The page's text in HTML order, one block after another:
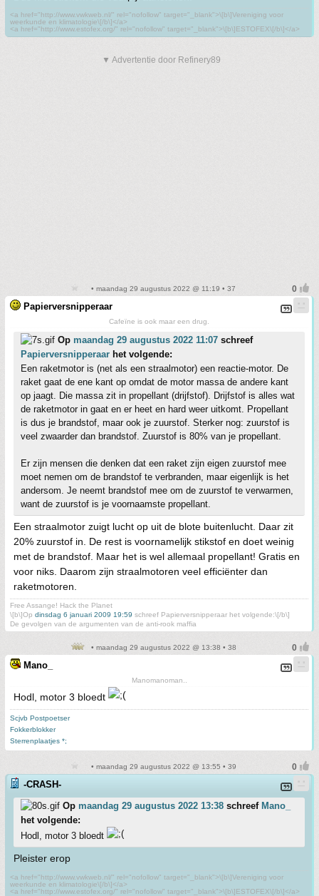
<a href="http://www.vwkweb.nl/" rel="nofollow" target="_blank">\[b\]Vereniging voor
weerkunde en klimatologie\[/b\]</a>
<a href="http://www.estofex.org/" rel="nofollow" target="_blank">\[b\]ESTOFEX\[/b\]</a>
▼ Advertentie door Refinery89
• maandag 29 augustus 2022 @ 11:19 • 37
Papierversnipperaar
Cafeïne is ook maar een drug.
Op maandag 29 augustus 2022 11:07 schreef
Papierversnipperaar het volgende:
Een raketmotor is (net als een straalmotor) een reactie-motor. De
raket gaat de ene kant op omdat de motor massa de andere kant
op jaagt. Die massa zit in propellant (drijfstof). Drijfstof is alles wat
de raketmotor in gaat en er heet en hard weer uitkomt. Propellant
is dus je brandstof, maar ook je zuurstof. Sterker nog: zuurstof is
veel zwaarder dan brandstof. Zuurstof is 80% van je propellant.
Er zijn mensen die denken dat een raket zijn eigen zuurstof mee
moet nemen om de brandstof te verbranden, maar eigenlijk is het
andersom. Je neemt brandstof mee om de zuurstof te verwarmen,
want de zuurstof is je voornaamste propellant.
Een straalmotor zuigt lucht op uit de blote buitenlucht. Daar zit
20% zuurstof in. De rest is voornamelijk stikstof en doet weinig
met de brandstof. Maar het is wel allemaal propellant! Gratis en
voor niks. Daarom zijn straalmotoren veel efficiënter dan
raketmotoren.
Free Assange! Hack the Planet
\[b\]Op dinsdag 6 januari 2009 19:59 schreef Papierversnipperaar het volgende:\[/b\]
De gevolgen van de argumenten van de anti-rook maffia
• maandag 29 augustus 2022 @ 13:38 • 38
Mano_
Manomanoman..
Hodl, motor 3 bloedt
Scjvb Postpoetser
Fokkerblokker
Sterrenplaatjes *;
• maandag 29 augustus 2022 @ 13:55 • 39
-CRASH-
Op maandag 29 augustus 2022 13:38 schreef Mano_
het volgende:
Hodl, motor 3 bloedt
Pleister erop
<a href="http://www.vwkweb.nl/" rel="nofollow" target="_blank">\[b\]Vereniging voor
weerkunde en klimatologie\[/b\]</a>
<a href="http://www.estofex.org/" rel="nofollow" target="_blank">\[b\]ESTOFEX\[/b\]</a>